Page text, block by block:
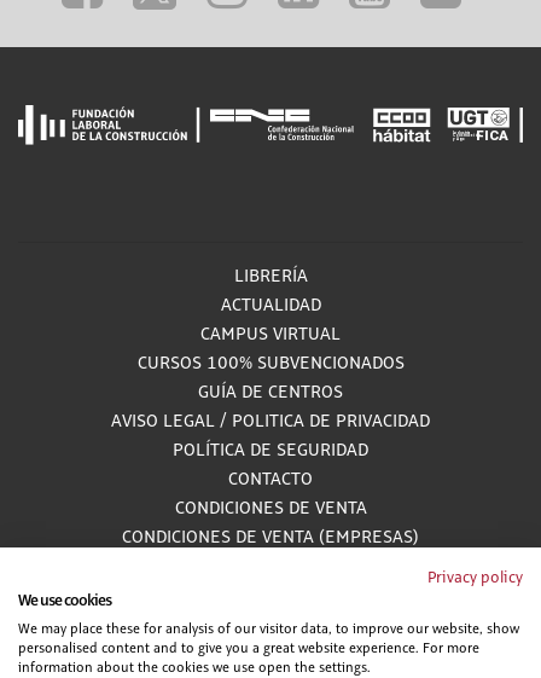
LIBRERÍA
ACTUALIDAD
CAMPUS VIRTUAL
CURSOS 100% SUBVENCIONADOS
GUÍA DE CENTROS
AVISO LEGAL / POLITICA DE PRIVACIDAD
POLÍTICA DE SEGURIDAD
CONTACTO
CONDICIONES DE VENTA
CONDICIONES DE VENTA (EMPRESAS)
ALCANCE GESTIÓN DE DOCUMENTACIÓN
Privacy policy
We use cookies
We may place these for analysis of our visitor data, to improve our website, show
personalised content and to give you a great website experience. For more
information about the cookies we use open the settings.